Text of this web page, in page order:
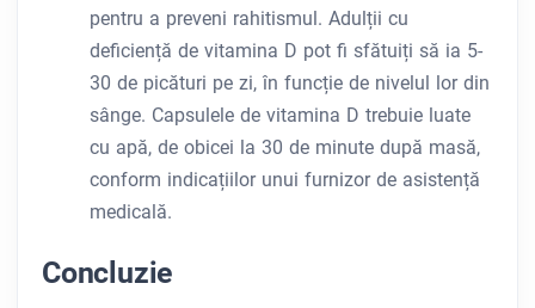
pentru a preveni rahitismul. Adulții cu
deficiență de vitamina D pot fi sfătuiți să ia 5-
30 de picături pe zi, în funcție de nivelul lor din
sânge. Capsulele de vitamina D trebuie luate
cu apă, de obicei la 30 de minute după masă,
conform indicațiilor unui furnizor de asistență
medicală.
Concluzie